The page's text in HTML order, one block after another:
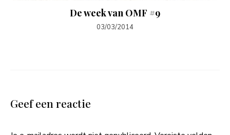
De week van OMF #9
03/03/2014
Geef een reactie